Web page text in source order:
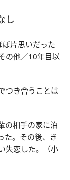
し
片思いだった
の他／10年目以
つき合うことは
の相手の家に泊
た。その後、き
失恋した。（小